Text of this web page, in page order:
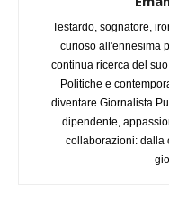
Testardo, sognatore,
curioso all'ennesima
continua ricerca del
Politiche e
diventare Giornalista
dipendente,
collaborazioni: dalla